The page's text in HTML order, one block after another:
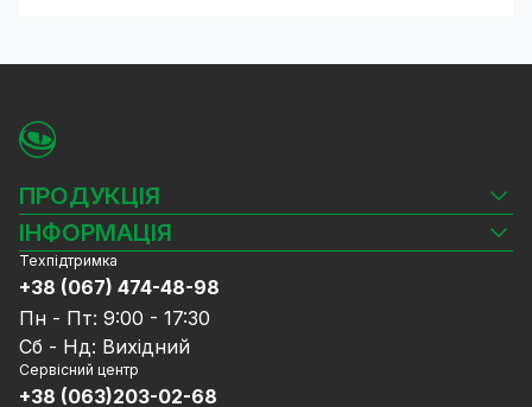
ПРОДУКЦІЯ
Камери відеоспостереження
Відеореєстратори
Комплекти відеоспостереження
СКУД
Джерела живлення
Мережеве обладнання
Ноутбуки та комп'ютери
ІНФОРМАЦІЯ
Блог
Доставка та оплата
Гарантія та Сервісне обслуговування
Політика конфіденційності
Договір публічної оферти
Техпідтримка
+38 (067) 474-48-98
Пн - Пт: 9:00 - 17:30
Сб - Нд: Вихідний
Сервісний центр
+38 (063)203-02-68